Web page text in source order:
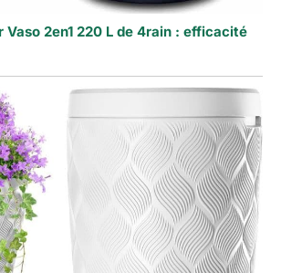
Vaso 2en1 220 L de 4rain : efficacité